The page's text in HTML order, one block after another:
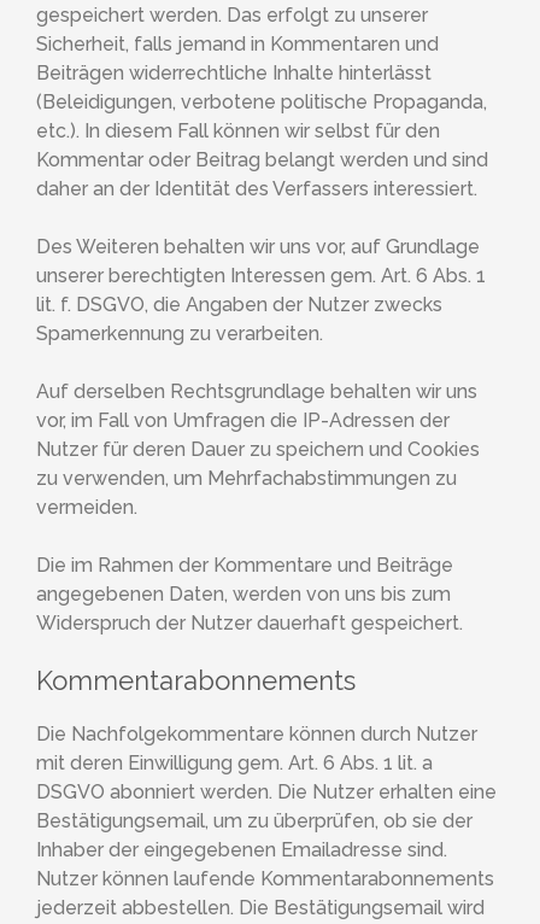
gespeichert werden. Das erfolgt zu unserer
Sicherheit, falls jemand in Kommentaren und
Beiträgen widerrechtliche Inhalte hinterlässt
(Beleidigungen, verbotene politische Propaganda,
etc.). In diesem Fall können wir selbst für den
Kommentar oder Beitrag belangt werden und sind
daher an der Identität des Verfassers interessiert.
Des Weiteren behalten wir uns vor, auf Grundlage
unserer berechtigten Interessen gem. Art. 6 Abs. 1
lit. f. DSGVO, die Angaben der Nutzer zwecks
Spamerkennung zu verarbeiten.
Auf derselben Rechtsgrundlage behalten wir uns
vor, im Fall von Umfragen die IP-Adressen der
Nutzer für deren Dauer zu speichern und Cookies
zu verwenden, um Mehrfachabstimmungen zu
vermeiden.
Die im Rahmen der Kommentare und Beiträge
angegebenen Daten, werden von uns bis zum
Widerspruch der Nutzer dauerhaft gespeichert.
Kommentarabonnements
Die Nachfolgekommentare können durch Nutzer
mit deren Einwilligung gem. Art. 6 Abs. 1 lit. a
DSGVO abonniert werden. Die Nutzer erhalten eine
Bestätigungsemail, um zu überprüfen, ob sie der
Inhaber der eingegebenen Emailadresse sind.
Nutzer können laufende Kommentarabonnements
jederzeit abbestellen. Die Bestätigungsemail wird